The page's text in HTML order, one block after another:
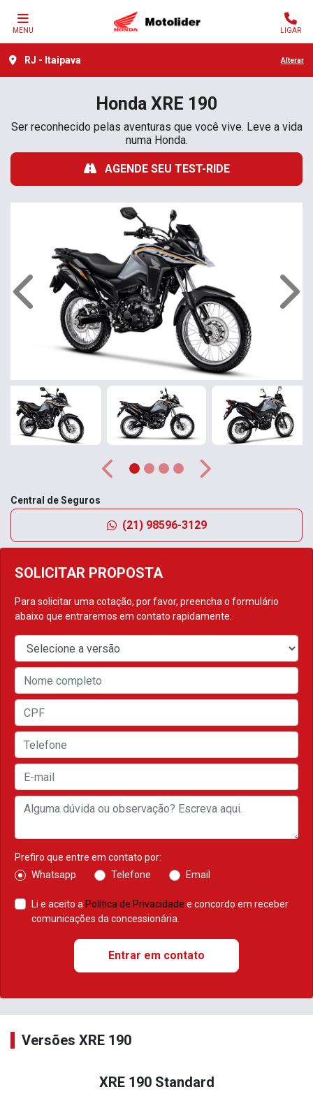
MENU LIGAR
RJ - Itaipava Alterar
Honda XRE 190
Ser reconhecido pelas aventuras que você vive. Leve a vida
numa Honda.
AGENDE SEU TEST-RIDE
SOLICITAR PROPOSTA
Para solicitar uma cotação, por favor, preencha o formulário
abaixo que entraremos em contato rapidamente.
Prefiro que entre em contato por:
Whatsapp
Telefone Email
Li e aceito a Política de Privacidade e concordo em receber
comunicações da concessionária.
Entrar em contato
Anterior
Anterior Próximo
Central de Seguros
(21) 98596-3129
Versões XRE 190
XRE 190 Standard